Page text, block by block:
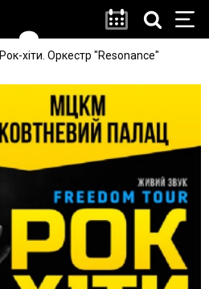
Рок-хіти. Оркестр "Resonance"